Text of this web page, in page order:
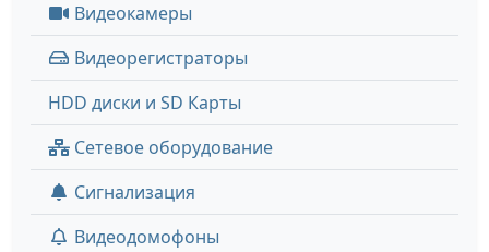
Видеокамеры
Видеорегистраторы
HDD диски и SD Карты
Сетевое оборудование
Сигнализация
Видеодомофоны